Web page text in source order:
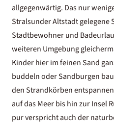
allgegenwärtig. Das nur
Stralsunder Altstadt gelegene
Stadtbewohner und
weiteren Umgebung
Kinder hier im feinen Sand
buddeln oder Sandburgen
den Strandkörben
auf das Meer bis hin zur Insel
pur verspricht auch der